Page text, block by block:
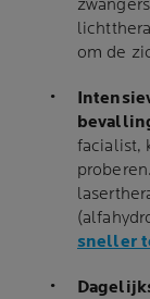
om de
facialist,
sneller